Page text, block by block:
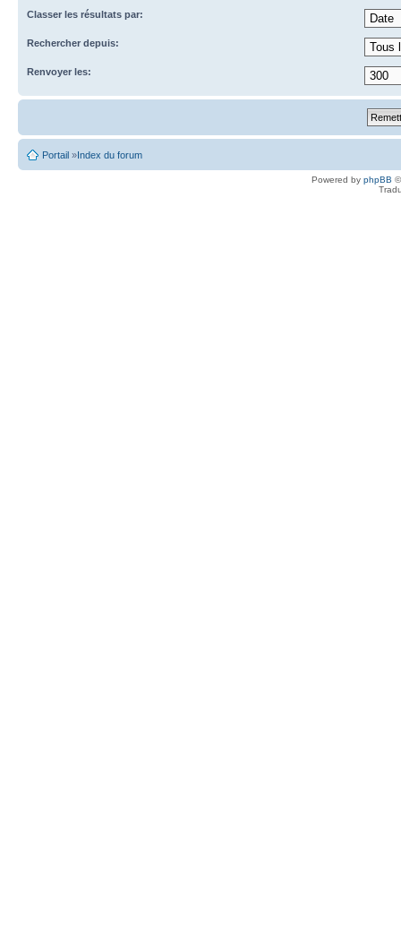
Classer les résultats par:
Rechercher depuis:
Renvoyer les:
Portail »Index du forum
Powered by phpBB